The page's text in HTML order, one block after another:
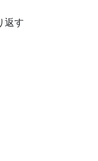
返す